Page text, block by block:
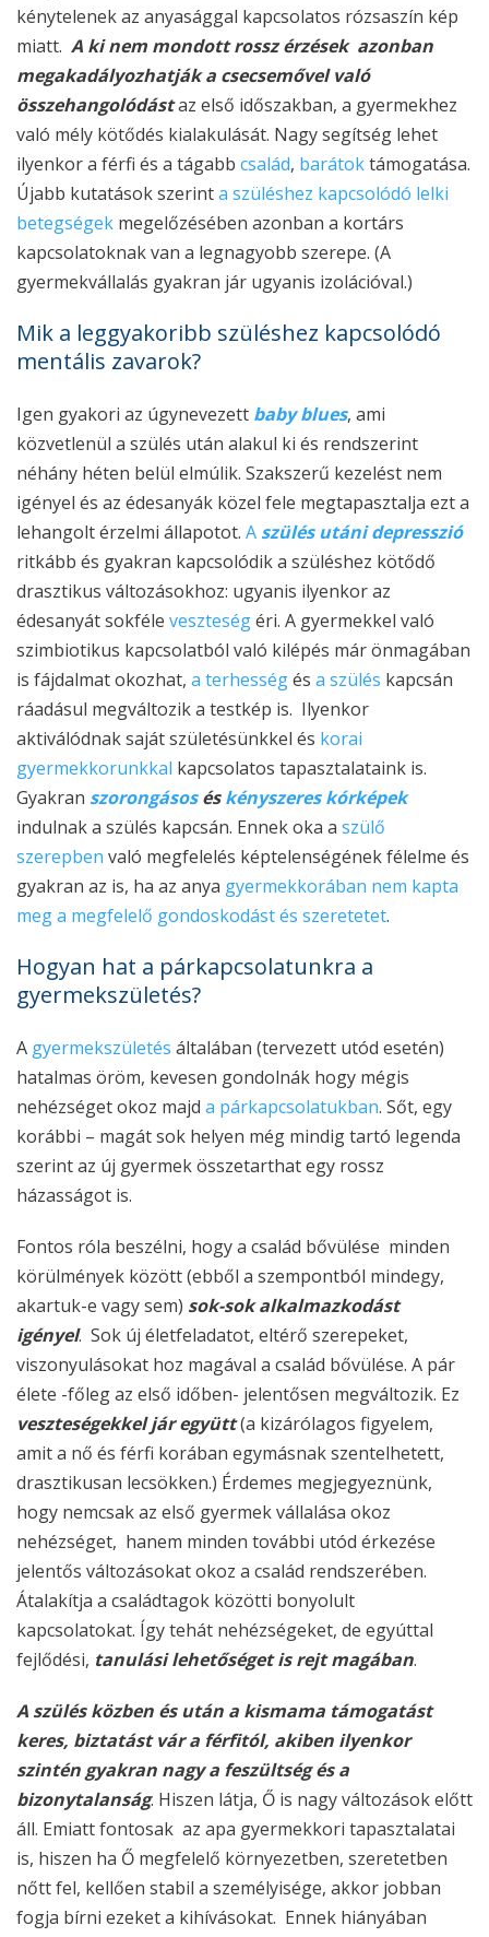
kénytelenek az anyasággal kapcsolatos rózsaszín kép
miatt. A ki nem mondott rossz érzések azonban
megakadályozhatják a csecsemővel való
összehangolódástaz első időszakban, a gyermekhez
való mély kötődés kialakulását. Nagy segítség lehet
ilyenkor a férfi és a tágabb család, barátoktámogatása.
Újabb kutatások szerinta szüléshez kapcsolódó lelki
betegségek megelőzésében azonban a kortárs
kapcsolatoknak van a legnagyobb szerepe. (A
gyermekvállalás gyakran jár ugyanis izolációval.)
Mik a leggyakoribb szüléshez kapcsolódó
mentális zavarok?
Igen gyakori az úgynevezett baby blues, ami
közvetlenül a szülés után alakul ki és rendszerint
néhány héten belül elmúlik. Szakszerű kezelést nem
igényel és az édesanyák közel fele megtapasztalja ezt a
lehangolt érzelmi állapotot. A szülés utáni depresszió
ritkább és gyakran kapcsolódik a szüléshez kötődő
drasztikus változásokhoz: ugyanis ilyenkor az
édesanyát sokféle veszteségéri. A gyermekkel való
szimbiotikus kapcsolatból való kilépés már önmagában
is fájdalmat okozhat, a terhességés a szülés kapcsán
ráadásul megváltozik a testkép is. Ilyenkor
aktiválódnak saját születésünkkel és korai
gyermekkorunkkal kapcsolatos tapasztalataink is.
Gyakran szorongásoséskényszeres kórképek
indulnak a szülés kapcsán. Ennek oka a szülő
szerepben való megfelelés képtelenségének félelme és
gyakran az is, ha az anya gyermekkorában nem kapta
meg a megfelelő gondoskodást és szeretetet.
Hogyan hat a párkapcsolatunkra a
gyermekszületés?
A gyermekszületés általában (tervezett utód esetén)
hatalmas öröm, kevesen gondolnák hogy mégis
nehézséget okoz majd a párkapcsolatukban. Sőt, egy
korábbi – magát sok helyen még mindig tartó legenda
szerint az új gyermek összetarthat egy rossz
házasságot is.
Fontos róla beszélni, hogy a család bővülése minden
körülmények között (ebből a szempontból mindegy,
akartuk-e vagy sem) sok-sok alkalmazkodást
igényel. Sok új életfeladatot, eltérő szerepeket,
viszonyulásokat hoz magával a család bővülése. A pár
élete -főleg az első időben- jelentősen megváltozik. Ez
veszteségekkel jár együtt(a kizárólagos figyelem,
amit a nő és férfi korában egymásnak szentelhetett,
drasztikusan lecsökken.) Érdemes megjegyeznünk,
hogy nemcsak az első gyermek vállalása okoz
nehézséget, hanem minden további utód érkezése
jelentős változásokat okoz a család rendszerében.
Átalakítja a családtagok közötti bonyolult
kapcsolatokat. Így tehát nehézségeket, de egyúttal
fejlődési, tanulási lehetőséget is rejt magában.
A szülés közben és után a kismama támogatást
keres, biztatást vár a férfitól, akiben ilyenkor
szintén gyakran nagy a feszültség és a
bizonytalanság. Hiszen látja, Ő is nagy változások előtt
áll. Emiatt fontosak az apa gyermekkori tapasztalatai
is, hiszen ha Ő megfelelő környezetben, szeretetben
nőtt fel, kellően stabil a személyisége, akkor jobban
fogja bírni ezeket a kihívásokat. Ennek hiányában